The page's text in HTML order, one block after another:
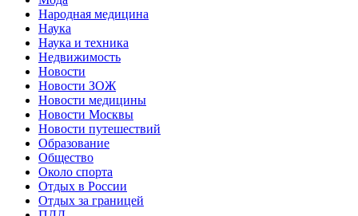
Народная медицина
Наука
Наука и техника
Недвижимость
Новости
Новости ЗОЖ
Новости медицины
Новости Москвы
Новости путешествий
Образование
Общество
Около спорта
Отдых в России
Отдых за границей